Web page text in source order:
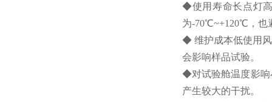
◆使用寿命长点灯
为-70℃~+120℃，也
◆ 维护成本低使用风
会影响样品试验。
◆对试验舱温度影响
产生较大的干扰。